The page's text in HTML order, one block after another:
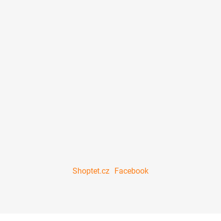
Shoptet.cz Facebook